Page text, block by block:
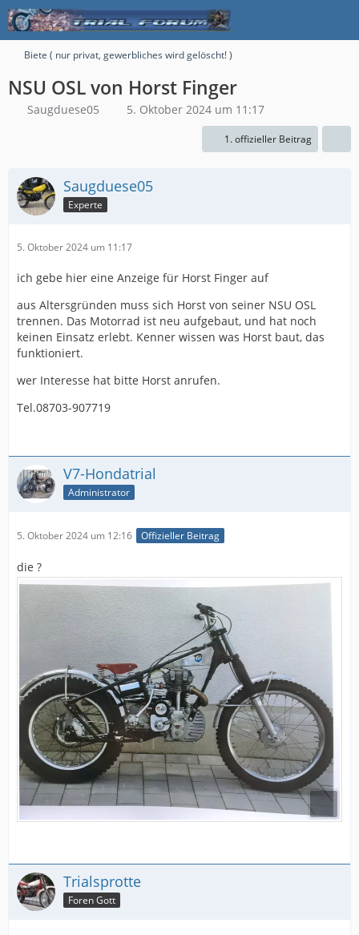
Biete ( nur privat, gewerbliches wird gelöscht! )
NSU OSL von Horst Finger
Saugduese05 5. Oktober 2024 um 11:17
1. offizieller Beitrag
Saugduese05
Experte
5. Oktober 2024 um 11:17
ich gebe hier eine Anzeige für Horst Finger auf
aus Altersgründen muss sich Horst von seiner NSU OSL
trennen. Das Motorrad ist neu aufgebaut, und hat noch
keinen Einsatz erlebt. Kenner wissen was Horst baut, das
funktioniert.
wer Interesse hat bitte Horst anrufen.
Tel.08703-907719
V7-Hondatrial
Administrator
5. Oktober 2024 um 12:16 Offizieller Beitrag
die ?
Trialsprotte
Foren Gott